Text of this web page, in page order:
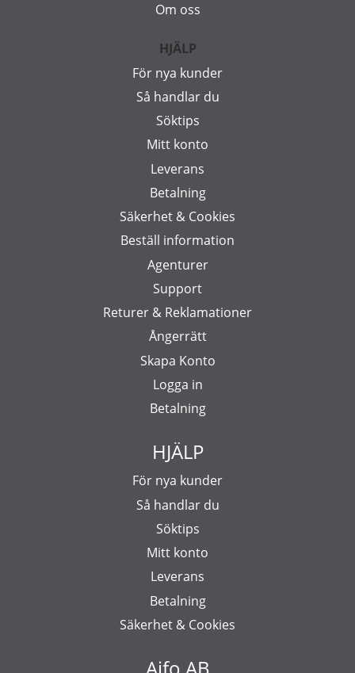
Om oss
HJÄLP
För nya kunder
Så handlar du
Söktips
Mitt konto
Leverans
Betalning
Säkerhet & Cookies
Beställ information
Agenturer
Support
Returer & Reklamationer
Ångerrätt
Skapa Konto
Logga in
Betalning
HJÄLP
För nya kunder
Så handlar du
Söktips
Mitt konto
Leverans
Betalning
Säkerhet & Cookies